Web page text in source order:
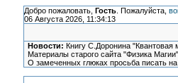
Добро пожаловать, Гость. Пожалуйста,
06 Августа 2026, 11:34:13
Новости: Книгу С.Доронина "Квантовая
Материалы старого сайта "Физика
О замеченных глюках просьба писать